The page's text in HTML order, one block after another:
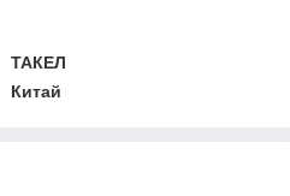
ТАКЕЛ
Китай